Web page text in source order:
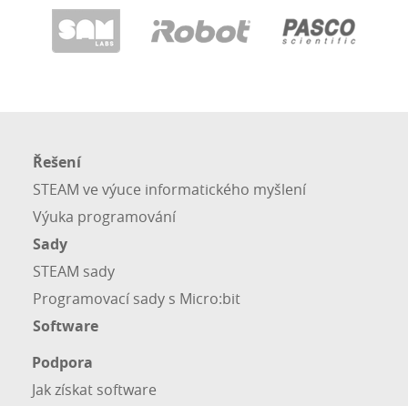
Řešení
STEAM ve výuce informatického myšlení
Výuka programování
Sady
STEAM sady
Programovací sady s Micro:bit
Software
Podpora
Jak získat software